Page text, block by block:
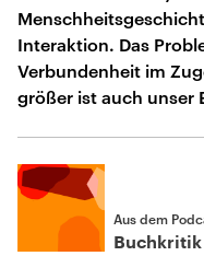
Interaktion. Das
Verbundenheit im
größer ist auch unser
Aus dem
Buchkritik